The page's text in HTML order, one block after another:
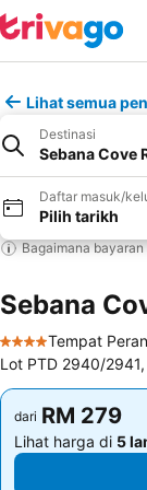
Lihat semua
Destinasi
Sebana Cove
Daftar masuk/
Pilih tarikh
Bagaimana
Sebana
4 Bintang
Tempat
Lot PTD 2940/
dari RM 279
Lihat harga di 5
dari RM 279
Lihat harga di 5